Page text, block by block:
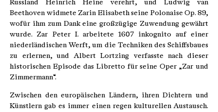
Russland Heinrich Heine verehrt, und Ludwig van
Beethoven widmete Zarin Elisabeth seine Polonaise Op. 89,
wofür ihm zum Dank eine großzügige Zuwendung gewährt
wurde. Zar Peter I. arbeitete 1607 inkognito auf einer
niederländischen Werft, um die Techniken des Schiffsbaues
zu erlernen, und Albert Lortzing verfasste nach dieser
historischen Episode das Libretto für seine Oper „Zar und
Zimmermann“.
Zwischen den europäischen Ländern, ihren Dichtern und
Künstlern gab es immer einen regen kulturellen Austausch.